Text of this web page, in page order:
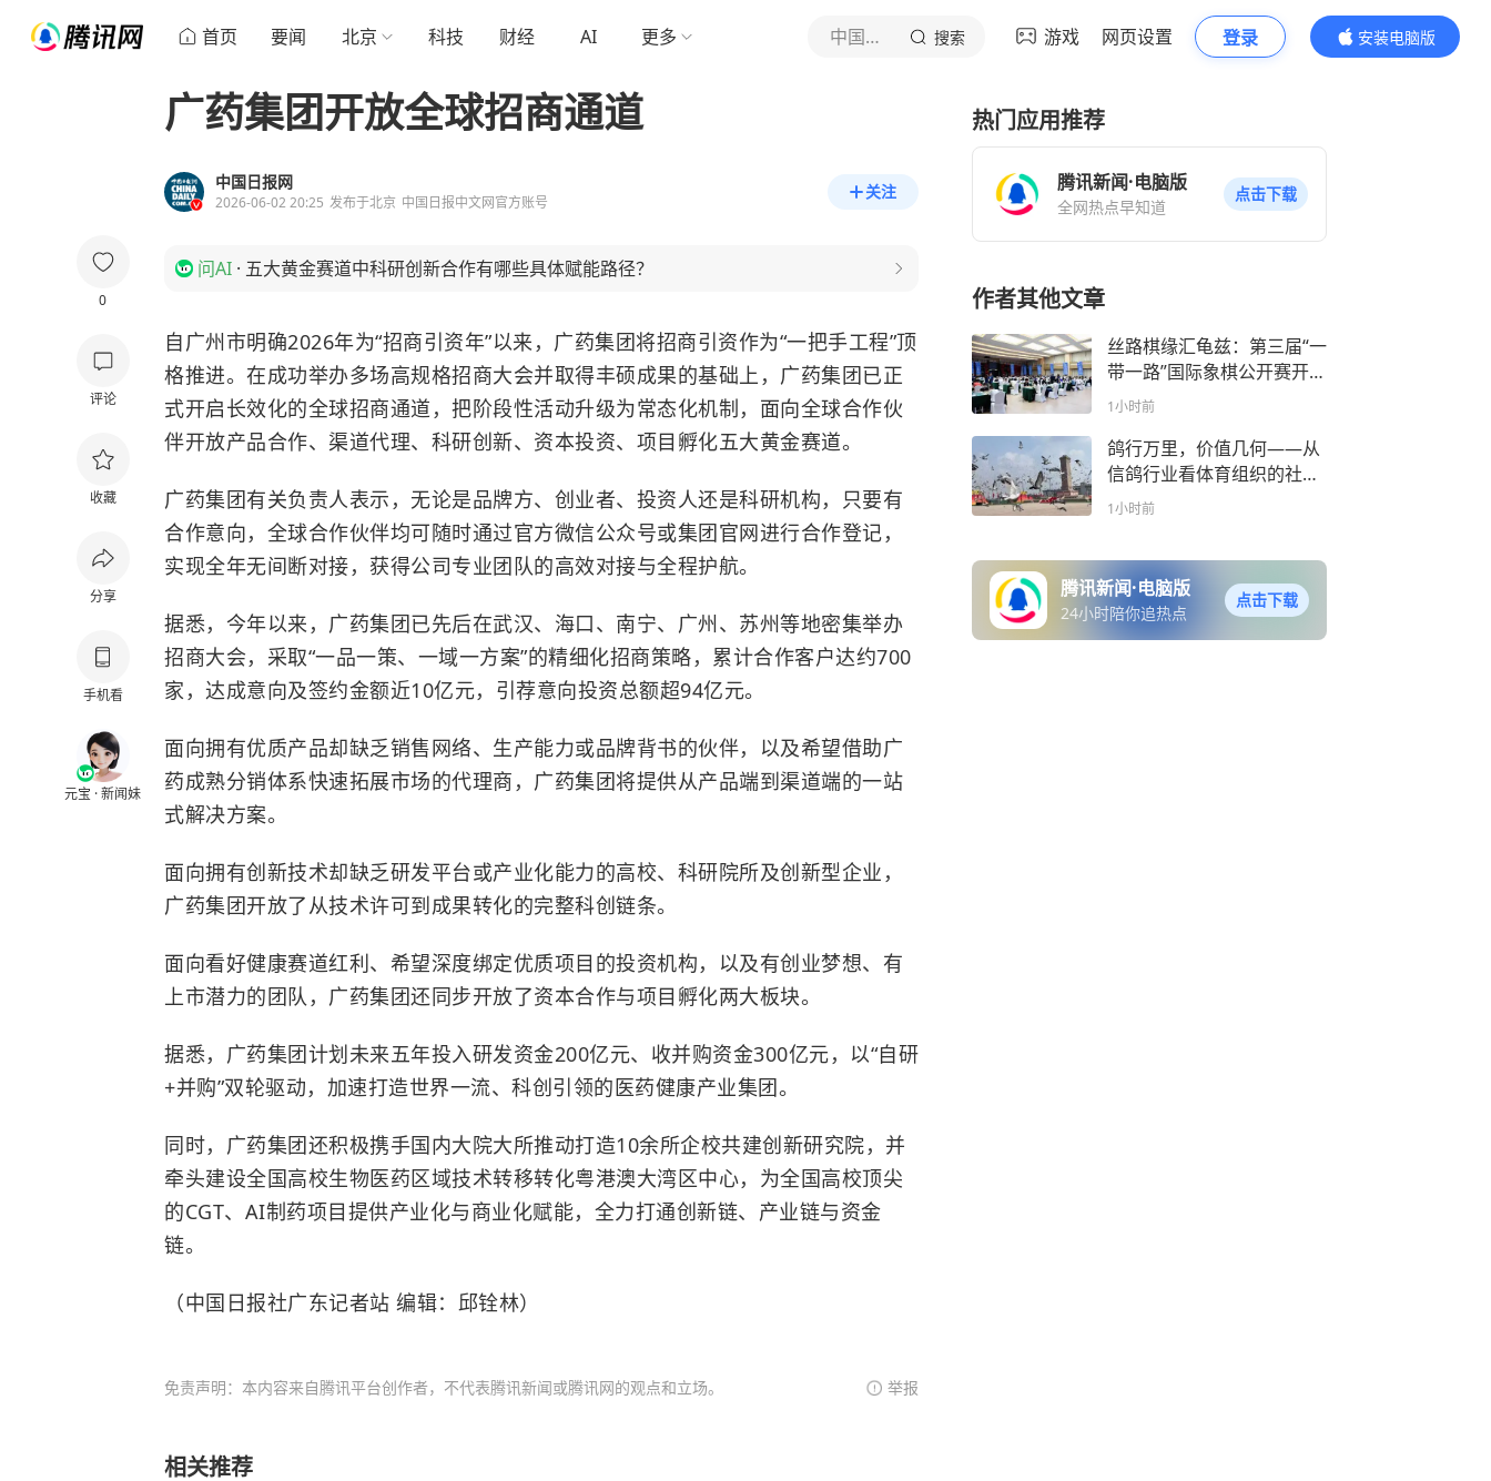
首页 要闻 北京 科技 财经 AI 更多 中国日报网 搜索 游戏 网页设置 登录
安装电脑版
内容更精彩
0
评论
收藏
分享
手机看
元宝 · 新闻妹
广药集团开放全球招商通道
中国日报网
2026-06-02 20:25 发布于北京 中国日报中文网官方账号
关注
问AI · 五大黄金赛道中科研创新合作有哪些具体赋能路径？
自广州市明确2026年为“招商引资年”以来，广药集团将招商引资作为“一把手工程”顶
格推进。在成功举办多场高规格招商大会并取得丰硕成果的基础上，广药集团已正
式开启长效化的全球招商通道，把阶段性活动升级为常态化机制，面向全球合作伙
伴开放产品合作、渠道代理、科研创新、资本投资、项目孵化五大黄金赛道。
广药集团有关负责人表示，无论是品牌方、创业者、投资人还是科研机构，只要有
合作意向，全球合作伙伴均可随时通过官方微信公众号或集团官网进行合作登记，
实现全年无间断对接，获得公司专业团队的高效对接与全程护航。
据悉，今年以来，广药集团已先后在武汉、海口、南宁、广州、苏州等地密集举办
招商大会，采取“一品一策、一域一方案”的精细化招商策略，累计合作客户达约700
家，达成意向及签约金额近10亿元，引荐意向投资总额超94亿元。
面向拥有优质产品却缺乏销售网络、生产能力或品牌背书的伙伴，以及希望借助广
药成熟分销体系快速拓展市场的代理商，广药集团将提供从产品端到渠道端的一站
式解决方案。
面向拥有创新技术却缺乏研发平台或产业化能力的高校、科研院所及创新型企业，
广药集团开放了从技术许可到成果转化的完整科创链条。
面向看好健康赛道红利、希望深度绑定优质项目的投资机构，以及有创业梦想、有
上市潜力的团队，广药集团还同步开放了资本合作与项目孵化两大板块。
据悉，广药集团计划未来五年投入研发资金200亿元、收并购资金300亿元，以“自研
+并购”双轮驱动，加速打造世界一流、科创引领的医药健康产业集团。
同时，广药集团还积极携手国内大院大所推动打造10余所企校共建创新研究院，并
牵头建设全国高校生物医药区域技术转移转化粤港澳大湾区中心，为全国高校顶尖
的CGT、AI制药项目提供产业化与商业化赋能，全力打通创新链、产业链与资金
链。
（中国日报社广东记者站 编辑：邱铨林）
免责声明：本内容来自腾讯平台创作者，不代表腾讯新闻或腾讯网的观点和立场。 举报
相关推荐
热门应用推荐
腾讯新闻·电脑版
全网热点早知道
点击下载
作者其他文章
丝路棋缘汇龟兹：第三届“一
带一路”国际象棋公开赛开启
第二、第三轮角逐
1小时前
鸽行万里，价值几何——从
信鸽行业看体育组织的社会
能量释放
1小时前
腾讯新闻·电脑版
24小时陪你追热点
点击下载